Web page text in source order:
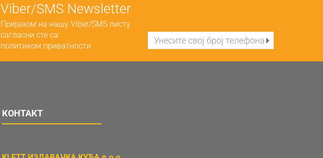
Viber/SMS Newsletter
Пријавом на нашу Viber/SMS листу
сагласни сте са
политиком приватности
КОНТАКТ